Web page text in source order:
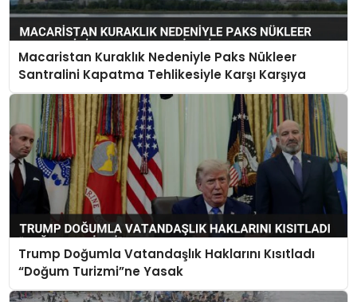
Macaristan Kuraklık Nedeniyle Paks Nükleer
Santralini Kapatma Tehlikesiyle Karşı Karşıya
Trump Doğumla Vatandaşlık Haklarını Kısıtladı
“Doğum Turizmi”ne Yasak